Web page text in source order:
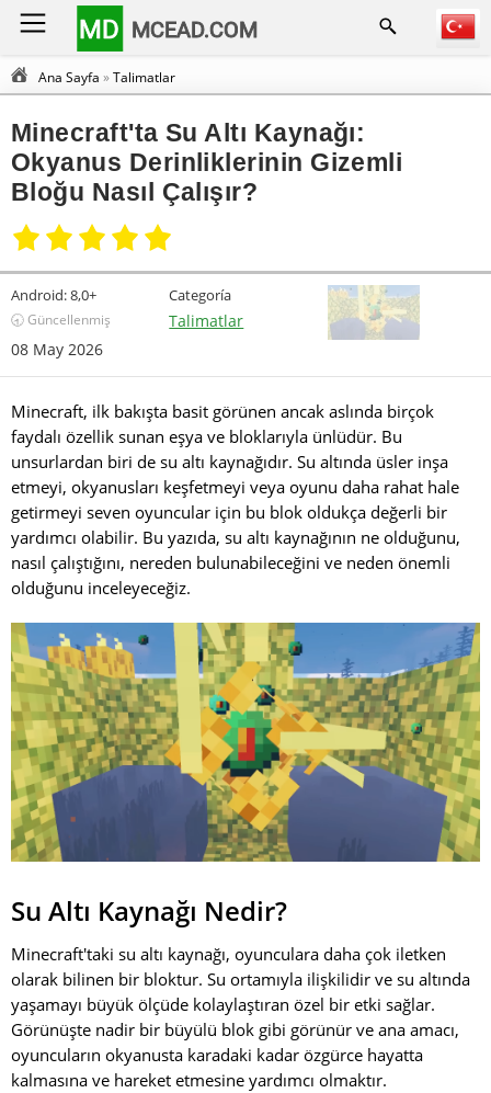
MD MCEAD.COM
Ana Sayfa »Talimatlar
Minecraft'ta Su Altı Kaynağı:
Okyanus Derinliklerinin Gizemli
Bloğu Nasıl Çalışır?
Android:8,0+
🕣 Güncellenmiş
08 May 2026
Categoría
Talimatlar
Minecraft, ilk bakışta basit görünen ancak aslında birçok
faydalı özellik sunan eşya ve bloklarıyla ünlüdür. Bu
unsurlardan biri de su altı kaynağıdır. Su altında üsler inşa
etmeyi, okyanusları keşfetmeyi veya oyunu daha rahat hale
getirmeyi seven oyuncular için bu blok oldukça değerli bir
yardımcı olabilir. Bu yazıda, su altı kaynağının ne olduğunu,
nasıl çalıştığını, nereden bulunabileceğini ve neden önemli
olduğunu inceleyeceğiz.
Su Altı Kaynağı Nedir?
Minecraft'taki su altı kaynağı, oyunculara daha çok iletken
olarak bilinen bir bloktur. Su ortamıyla ilişkilidir ve su altında
yaşamayı büyük ölçüde kolaylaştıran özel bir etki sağlar.
Görünüşte nadir bir büyülü blok gibi görünür ve ana amacı,
oyuncuların okyanusta karadaki kadar özgürce hayatta
kalmasına ve hareket etmesine yardımcı olmaktır.